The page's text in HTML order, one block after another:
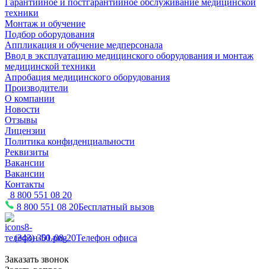
Гарантийное и постгарантийное обслуживание медицинской
техники
Монтаж и обучение
Подбор оборудования
Аппликация и обучение медперсонала
Ввод в эксплуатацию медицинского оборудования и монтаж
медицинской техники
Апробация медицинского оборудования
Производители
О компании
Новости
Отзывы
Лицензии
Политика конфиденциальности
Реквизиты
Вакансии
Вакансии
Контакты
8 800 551 08 20
8 800 551 08 20Бесплатный вызов
(343) 301-08-20Телефон офиса
Заказать звонок